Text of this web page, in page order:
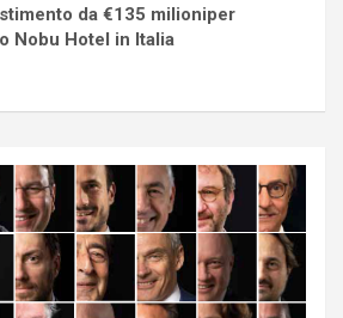
da €135 milioniper
Nobu Hotel in Italia